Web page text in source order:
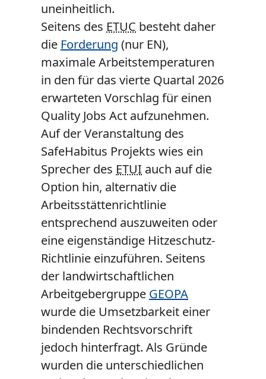
uneinheitlich.
Seitens des ETUC besteht daher
die Forderung (nur EN),
maximale Arbeitstemperaturen
in den für das vierte Quartal 2026
erwarteten Vorschlag für einen
Quality Jobs Act aufzunehmen.
Auf der Veranstaltung des
SafeHabitus Projekts wies ein
Sprecher des ETUI auch auf die
Option hin, alternativ die
Arbeitsstättenrichtlinie
entsprechend auszuweiten oder
eine eigenständige Hitzeschutz-
Richtlinie einzuführen. Seitens
der landwirtschaftlichen
Arbeitgebergruppe GEOPA
wurde die Umsetzbarkeit einer
bindenden Rechtsvorschrift
jedoch hinterfragt. Als Gründe
wurden die unterschiedlichen